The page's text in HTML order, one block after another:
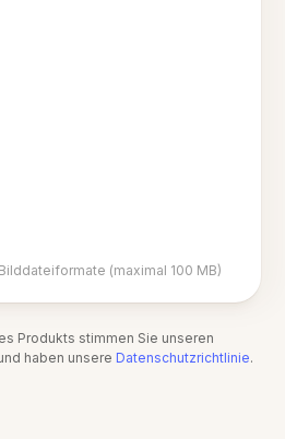
(maximal 100 MB)
Produkts stimmen Sie unseren
haben unsere Datenschutzrichtlinie.